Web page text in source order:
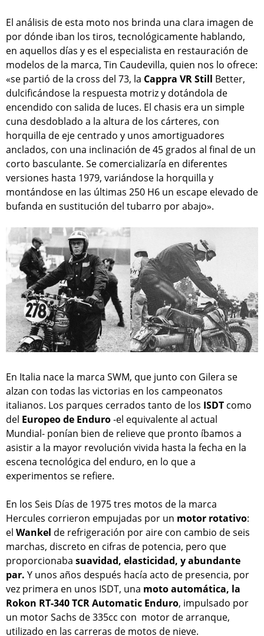
El análisis de esta moto nos brinda una clara imagen de
por dónde iban los tiros, tecnológicamente hablando,
en aquellos días y es el especialista en restauración de
modelos de la marca, Tin Caudevilla, quien nos lo ofrece:
«se partió de la cross del 73, la Cappra VR Still Better,
dulcificándose la respuesta motriz y dotándola de
encendido con salida de luces. El chasis era un simple
cuna desdoblado a la altura de los cárteres, con
horquilla de eje centrado y unos amortiguadores
anclados, con una inclinación de 45 grados al final de un
corto basculante. Se comercializaría en diferentes
versiones hasta 1979, variándose la horquilla y
montándose en las últimas 250 H6 un escape elevado de
bufanda en sustitución del tubarro por abajo».
En Italia nace la marca SWM, que junto con Gilera se
alzan con todas las victorias en los campeonatos
italianos. Los parques cerrados tanto de los ISDT como
del Europeo de Enduro-el equivalente al actual
Mundial- ponían bien de relieve que pronto íbamos a
asistir a la mayor revolución vivida hasta la fecha en la
escena tecnológica del enduro, en lo que a
experimentos se refiere.
En los Seis Días de 1975 tres motos de la marca
Hercules corrieron empujadas por un motor rotativo:
el Wankel de refrigeración por aire con cambio de seis
marchas, discreto en cifras de potencia, pero que
proporcionaba suavidad, elasticidad, y abundante
par. Y unos años después hacía acto de presencia, por
vez primera en unos ISDT, una moto automática, la
Rokon RT-340 TCR Automatic Enduro, impulsado por
un motor Sachs de 335cc con motor de arranque,
utilizado en las carreras de motos de nieve.